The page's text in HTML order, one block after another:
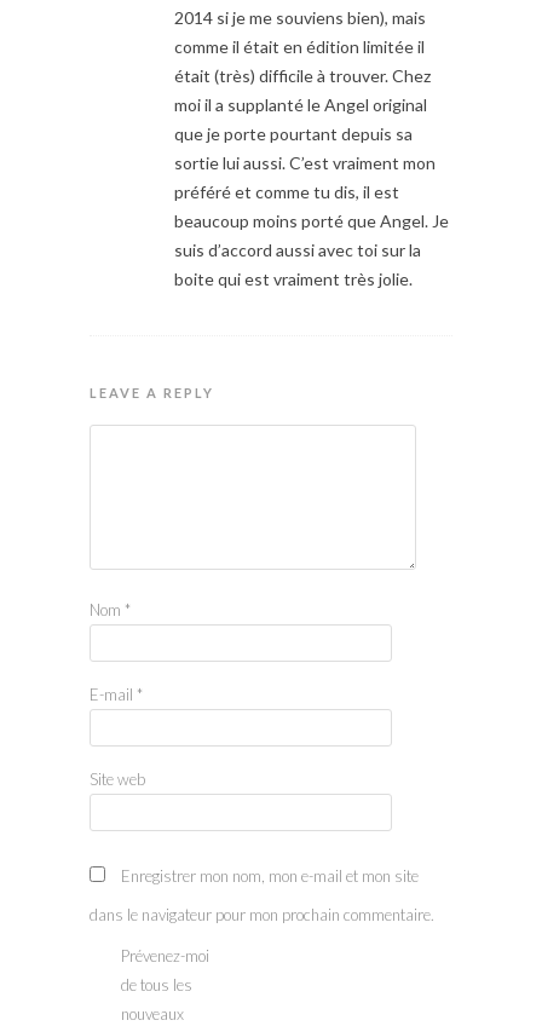
2014 si je me souviens bien), mais
comme il était en édition limitée il
était (très) difficile à trouver. Chez
moi il a supplanté le Angel original
que je porte pourtant depuis sa
sortie lui aussi. C’est vraiment mon
préféré et comme tu dis, il est
beaucoup moins porté que Angel. Je
suis d’accord aussi avec toi sur la
boite qui est vraiment très jolie.
LEAVE A REPLY
Nom *
E-mail *
Site web
Enregistrer mon nom, mon e-mail et mon site
dans le navigateur pour mon prochain commentaire.
Prévenez-moi
de tous les
nouveaux